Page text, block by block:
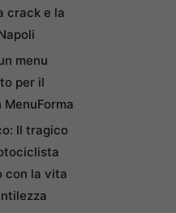
crack e la
menu
per il
Il tragico
con la vita